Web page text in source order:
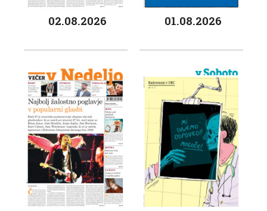
02.08.2026 01.08.2026